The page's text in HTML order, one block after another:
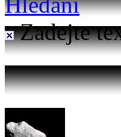
Zadejte